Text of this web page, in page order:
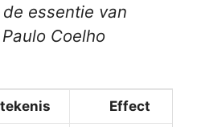
essentie van
Coelho
Effect